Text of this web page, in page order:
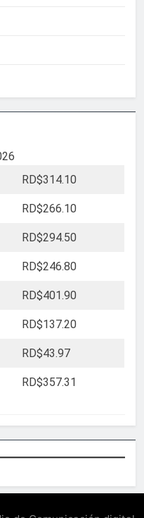
RD$314.10
RD$266.10
RD$294.50
RD$246.80
RD$401.90
RD$137.20
RD$43.97
RD$357.31